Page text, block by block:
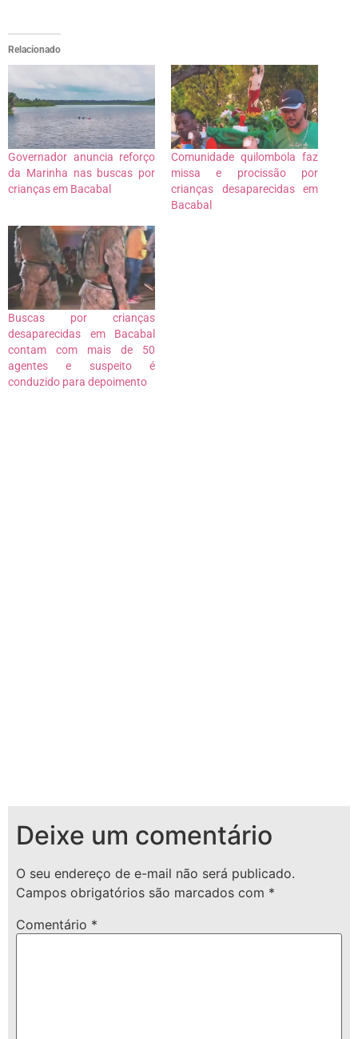
Relacionado
Governador anuncia reforço
da Marinha nas buscas por
crianças em Bacabal
Comunidade quilombola faz
missa e procissão por
crianças desaparecidas em
Bacabal
Buscas por crianças
desaparecidas em Bacabal
contam com mais de 50
agentes e suspeito é
conduzido para depoimento
Deixe um comentário
O seu endereço de e-mail não será publicado.
Campos obrigatórios são marcados com *
Comentário *